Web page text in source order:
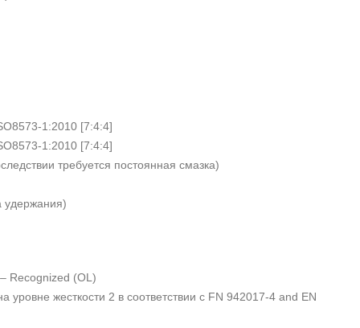
1:2010 [7:4:4]
1:2010 [7:4:4]
требуется постоянная смазка)
удержания)
Recognized (OL)
уровне жесткости 2 в соответствии с FN 942017-4 and EN